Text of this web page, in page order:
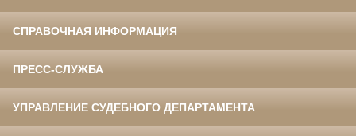
СПРАВОЧНАЯ ИНФОРМАЦИЯ
ПРЕСС-СЛУЖБА
УПРАВЛЕНИЕ СУДЕБНОГО ДЕПАРТАМЕНТА